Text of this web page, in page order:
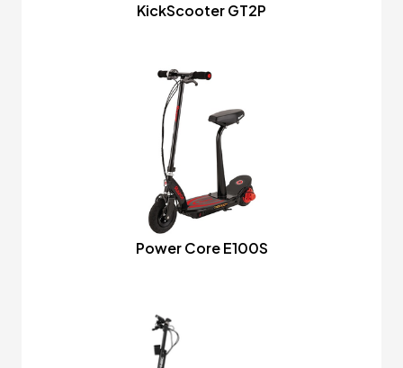
KickScooter GT2P
Power Core E100S